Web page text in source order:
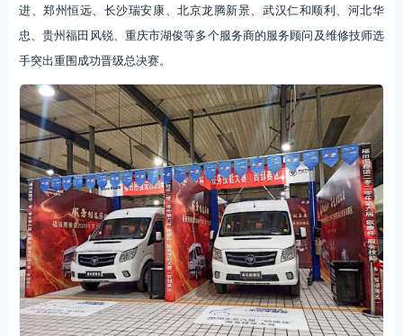
进、郑州恒远、长沙瑞安康、北京龙腾新景、武汉仁和顺利、河北华
忠、贵州福田风锐、重庆市湖俊等多个服务商的服务顾问及维修技师选
手突出重围成功晋级总决赛。